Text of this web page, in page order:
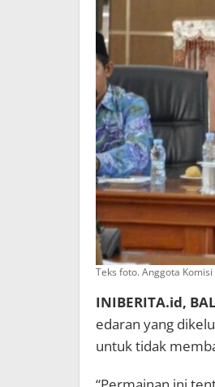
Teks foto. Anggota
INIBERITA.id,
edaran yang
untuk tidak